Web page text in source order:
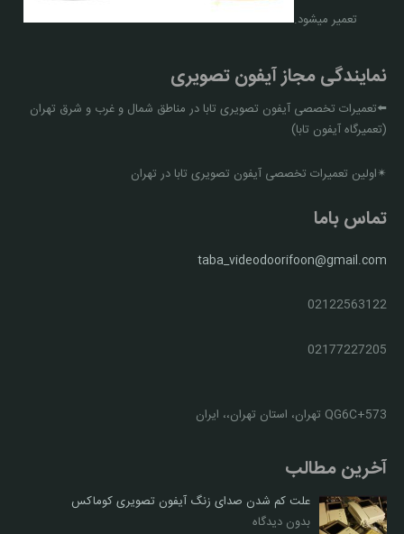
تعمیر میشود.
نمایندگی مجاز آیفون تصویری
⬅️تعمیرات تخصصی آیفون تصویری تابا در مناطق شمال و غرب و شرق تهران
(تعمیرگاه آیفون تابا)
✴اولین تعمیرات تخصصی آیفون تصویری تابا در تهران
تماس باما
taba_videodoorifoon@gmail.com
02122563122
02177227205
QG6C+573 تهران، استان تهران،، ایران
آخرین مطالب
علت کم شدن صدای زنگ آیفون تصویری کوماکس
بدون دیدگاه